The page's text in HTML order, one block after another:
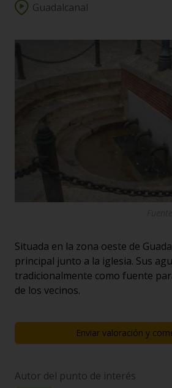
Guadalcanal
Situada en la zona oeste de
principal junto a la iglesia. Sus
tradicionalmente como fuente
de los vecinos.
Enviar valoración y
Autor del punto de interés